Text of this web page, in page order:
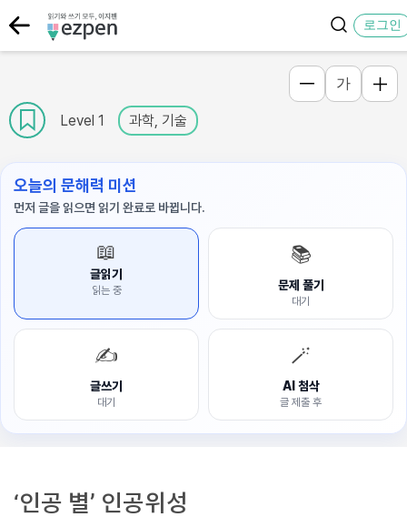
로그인
Level 1 과학, 기술
가
오늘의 문해력 미션
먼저 글을 읽으면 읽기 완료로 바뀝니다.
📖
글읽기
읽는 중
📚
문제 풀기
대기
✍️
글쓰기
대기
🪄
AI 첨삭
글 제출 후
‘인공 별’ 인공위성